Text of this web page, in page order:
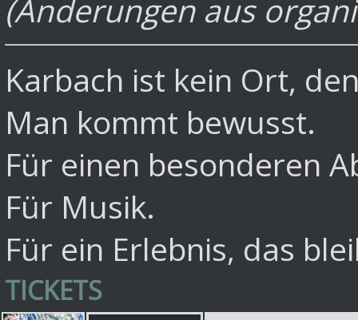
(Änderungen aus
Karbach ist kein Ort,
Man kommt bewusst.
Für einen besonderen
Für Musik.
Für ein Erlebnis, das
TICKETS